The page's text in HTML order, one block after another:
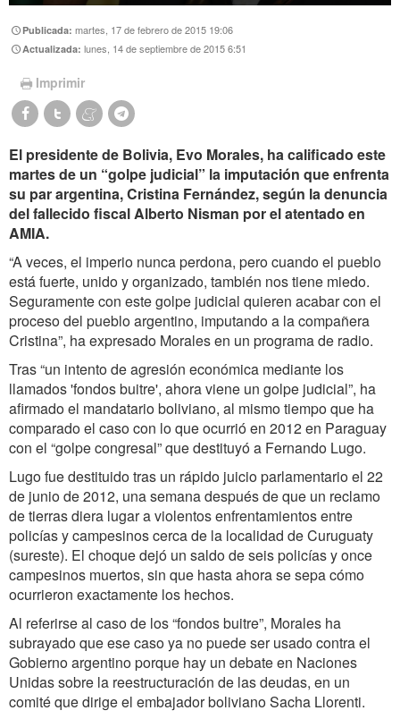
Publicada:martes, 17 de febrero de 2015 19:06
Actualizada:lunes, 14 de septiembre de 2015 6:51
Imprimir
El presidente de Bolivia, Evo Morales, ha calificado este
martes de un “golpe judicial” la imputación que enfrenta
su par argentina, Cristina Fernández, según la denuncia
del fallecido fiscal Alberto Nisman por el atentado en
AMIA.
“A veces, el imperio nunca perdona, pero cuando el pueblo
está fuerte, unido y organizado, también nos tiene miedo.
Seguramente con este golpe judicial quieren acabar con el
proceso del pueblo argentino, imputando a la compañera
Cristina”, ha expresado Morales en un programa de radio.
Tras “un intento de agresión económica mediante los
llamados 'fondos buitre', ahora viene un golpe judicial”, ha
afirmado el mandatario boliviano, al mismo tiempo que ha
comparado el caso con lo que ocurrió en 2012 en Paraguay
con el “golpe congresal” que destituyó a Fernando Lugo.
Lugo fue destituido tras un rápido juicio parlamentario el 22
de junio de 2012, una semana después de que un reclamo
de tierras diera lugar a violentos enfrentamientos entre
policías y campesinos cerca de la localidad de Curuguaty
(sureste). El choque dejó un saldo de seis policías y once
campesinos muertos, sin que hasta ahora se sepa cómo
ocurrieron exactamente los hechos.
Al referirse al caso de los “fondos buitre”, Morales ha
subrayado que ese caso ya no puede ser usado contra el
Gobierno argentino porque hay un debate en Naciones
Unidas sobre la reestructuración de las deudas, en un
comité que dirige el embajador boliviano Sacha Llorenti.